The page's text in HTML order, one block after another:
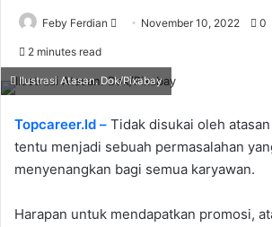
Feby Ferdian
Send
email
November 10, 2022 0
2 minutes read
Ilustrasi Atasan. Dok/Pixabay
Topcareer.Id – Tidak disukai oleh
tentu menjadi sebuah permasalahan
menyenangkan bagi semua karyawan.
Harapan untuk mendapatkan promosi,